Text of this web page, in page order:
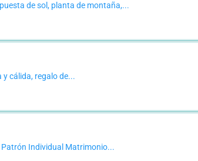
de sol, planta de montaña,...
cálida, regalo de...
Patrón Individual Matrimonio...